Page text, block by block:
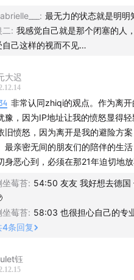
: 最无力的状态就是明明
二: 我感觉自己就是那个闭塞的人
自己这样的视而不见…
大迟
非常认同zhiqi的观点。作为离
豫，因为IP地址让我的愤怒显得
旧愤怒，因为离开是我的避险方
最亲密无间的朋友们的陪伴的生
身恶心到，必须在那21年迫切地放
坐莓苔: 54:50 友友 我好想去德国
坐莓苔: 58:03 也很担心自己的专
4条回复
钰